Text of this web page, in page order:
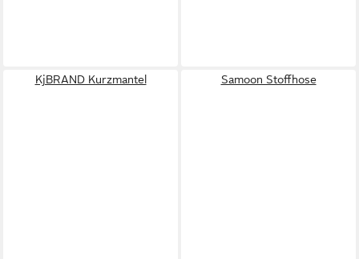
KjBRAND Kurzmantel Samoon Stoffhose